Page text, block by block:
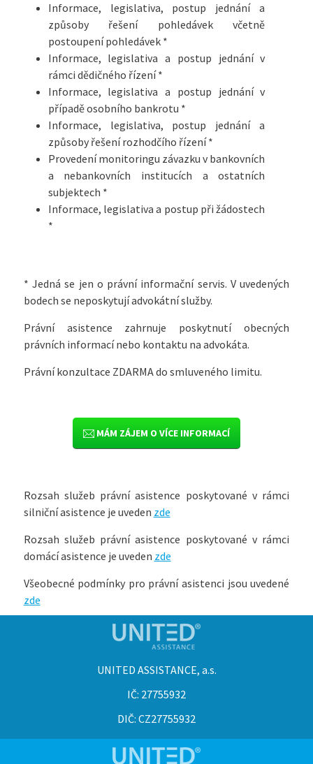
Informace, legislativa, postup jednání a
způsoby řešení pohledávek včetně
postoupení pohledávek *
Informace, legislativa a postup jednání v
rámci dědičného řízení *
Informace, legislativa a postup jednání v
případě osobního bankrotu *
Informace, legislativa, postup jednání a
způsoby řešení rozhodčího řízení *
Provedení monitoringu závazku v bankovních
a nebankovních institucích a ostatních
subjektech *
Informace, legislativa a postup při žádostech
*
* Jedná se jen o právní informační servis. V uvedených
bodech se neposkytují advokátní služby.
Právní asistence zahrnuje poskytnutí obecných
právních informací nebo kontaktu na advokáta.
Právní konzultace ZDARMA do smluveného limitu.
MÁM ZÁJEM O VÍCE INFORMACÍ
Rozsah služeb právní asistence poskytované v rámci
silniční asistence je uveden zde
Rozsah služeb právní asistence poskytované v rámci
domácí asistence je uveden zde
Všeobecné podmínky pro právní asistenci jsou uvedené
zde
UNITED ASSISTANCE, a.s.
IČ: 27755932
DIČ: CZ27755932